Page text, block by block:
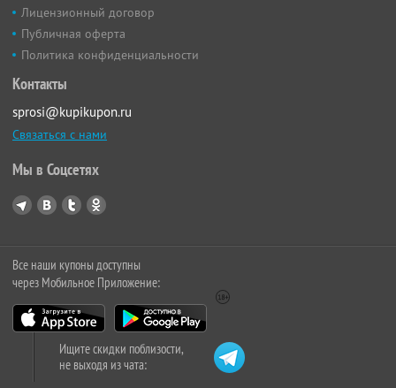
Лицензионный договор
Публичная оферта
Политика конфиденциальности
Контакты
sprosi@kupikupon.ru
Связаться с нами
Мы в Соцсетях
Все наши купоны доступны
через Мобильное Приложение:
Ищите скидки поблизости,
не выходя из чата: